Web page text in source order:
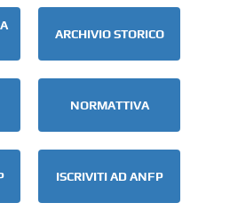
ARCHIVIO STORICO
NORMATTIVA
ISCRIVITI AD ANFP